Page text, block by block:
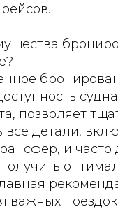
позволяет
все детали,
и часто
важных поездок.